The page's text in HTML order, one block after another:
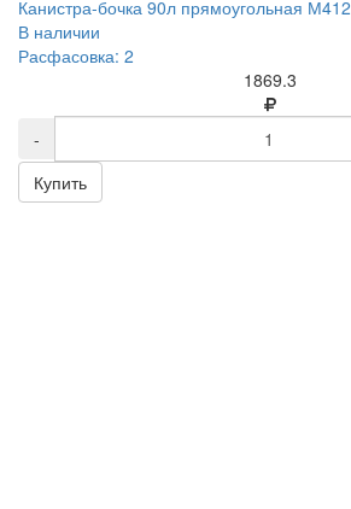
Канистра-бочка 90л прямоугольная М412
В наличии
Расфасовка: 2
1869.3
-
Купить